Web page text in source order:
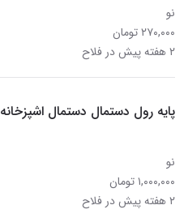
نو
۲۷۰,۰۰۰ تومان
۲ هفته پیش در فلاح
پایه رول دستمال دستمال اشپزخانه
نو
۱,۰۰۰,۰۰۰ تومان
۲ هفته پیش در فلاح